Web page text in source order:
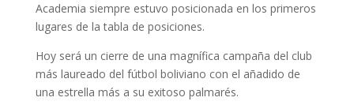
Academia siempre estuvo posicionada en los primeros
lugares de la tabla de posiciones.
Hoy será un cierre de una magnífica campaña del club
más laureado del fútbol boliviano con el añadido de
una estrella más a su exitoso palmarés.